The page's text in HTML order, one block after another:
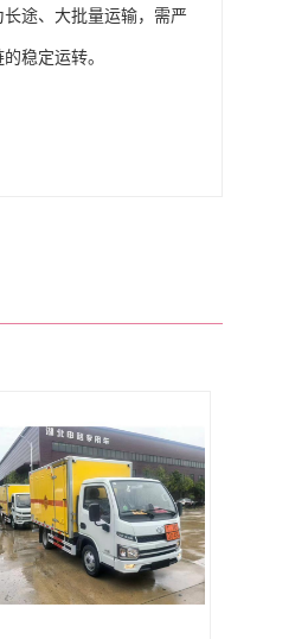
途、大批量运输，需严
稳定运转。​